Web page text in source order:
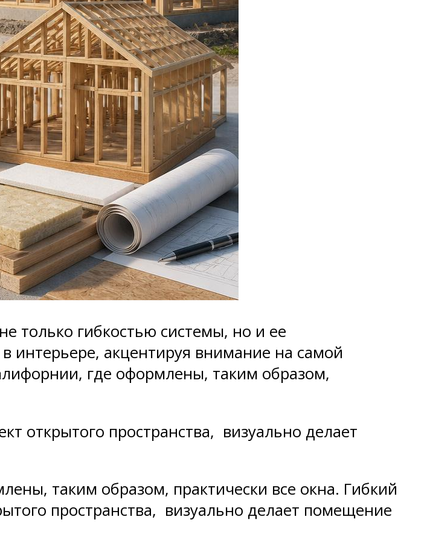
только гибкостью системы, но и ее
интерьере, акцентируя внимание на самой
где оформлены, таким образом,
открытого пространства, визуально делает
таким образом, практически все окна. Гибкий
пространства, визуально делает помещение